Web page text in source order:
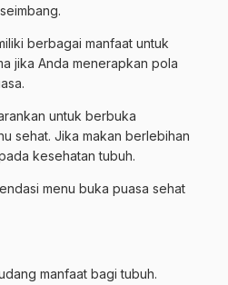
berbagai manfaat untuk
jika Anda menerapkan pola
untuk berbuka
sehat. Jika makan berlebihan
kesehatan tubuh.
menu buka puasa sehat
manfaat bagi tubuh.